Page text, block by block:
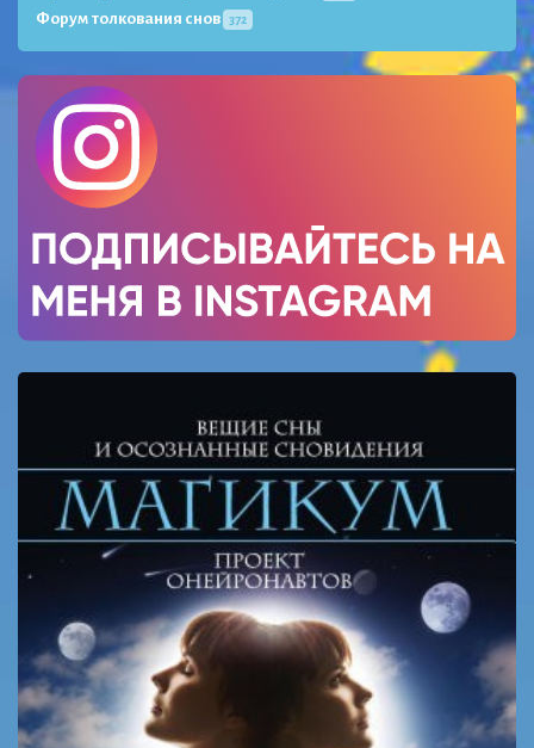
Форум толкования снов 372